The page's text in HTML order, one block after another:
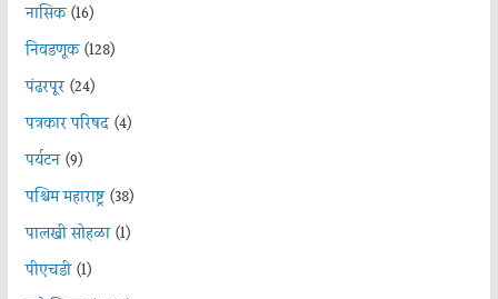
नासिक(16)
निवडणूक(128)
पंढरपूर(24)
पत्रकार परिषद(4)
पर्यटन(9)
पश्चिम महाराष्ट्र(38)
पालखी सोहळा(1)
पीएचडी(1)